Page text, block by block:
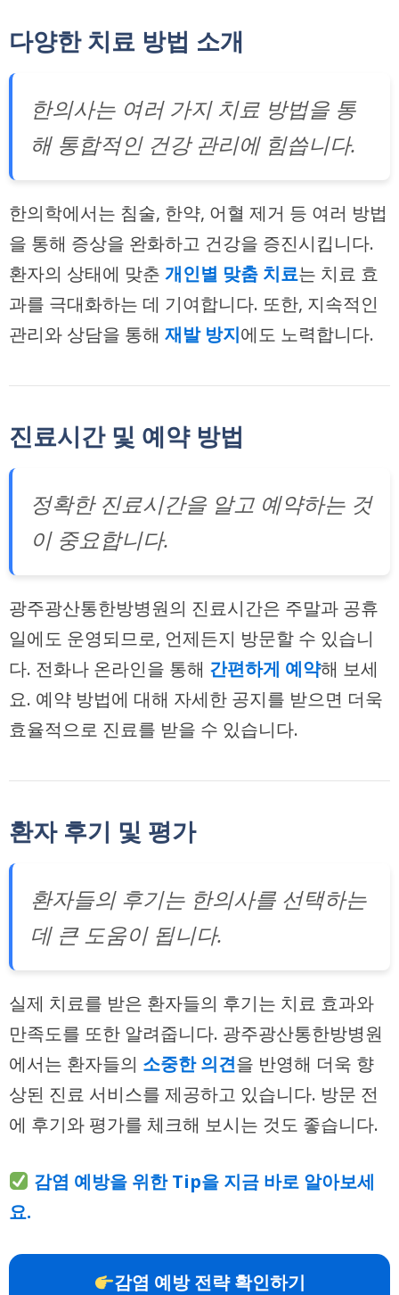
다양한 치료 방법 소개
한의사는 여러 가지 치료 방법을 통
해 통합적인 건강 관리에 힘씁니다.
한의학에서는 침술, 한약, 어혈 제거 등 여러 방법
을 통해 증상을 완화하고 건강을 증진시킵니다.
환자의 상태에 맞춘 개인별 맞춤 치료는 치료 효
과를 극대화하는 데 기여합니다. 또한, 지속적인
관리와 상담을 통해 재발 방지에도 노력합니다.
진료시간 및 예약 방법
정확한 진료시간을 알고 예약하는 것
이 중요합니다.
광주광산통한방병원의 진료시간은 주말과 공휴
일에도 운영되므로, 언제든지 방문할 수 있습니
다. 전화나 온라인을 통해 간편하게 예약해 보세
요. 예약 방법에 대해 자세한 공지를 받으면 더욱
효율적으로 진료를 받을 수 있습니다.
환자 후기 및 평가
환자들의 후기는 한의사를 선택하는
데 큰 도움이 됩니다.
실제 치료를 받은 환자들의 후기는 치료 효과와
만족도를 또한 알려줍니다. 광주광산통한방병원
에서는 환자들의 소중한 의견을 반영해 더욱 향
상된 진료 서비스를 제공하고 있습니다. 방문 전
에 후기와 평가를 체크해 보시는 것도 좋습니다.
감염 예방을 위한 Tip을 지금 바로 알아보세
요.
감염 예방 전략 확인하기